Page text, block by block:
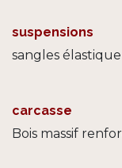
suspensions
sangles
carcasse
Bois massif